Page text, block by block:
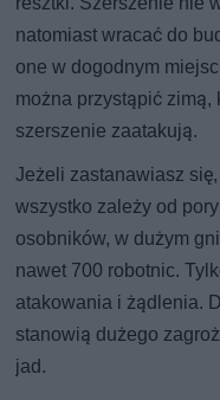
natomiast wracać do
one w dogodnym
można przystąpić
szerszenie zaatakują.
Jeżeli zastanawiasz
wszystko zależy od
osobników, w dużym
nawet 700 robotnic.
atakowania i żądlenia.
stanowią dużego
jad.